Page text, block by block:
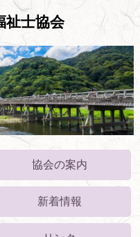
祉士協会
協会の案内
新着情報